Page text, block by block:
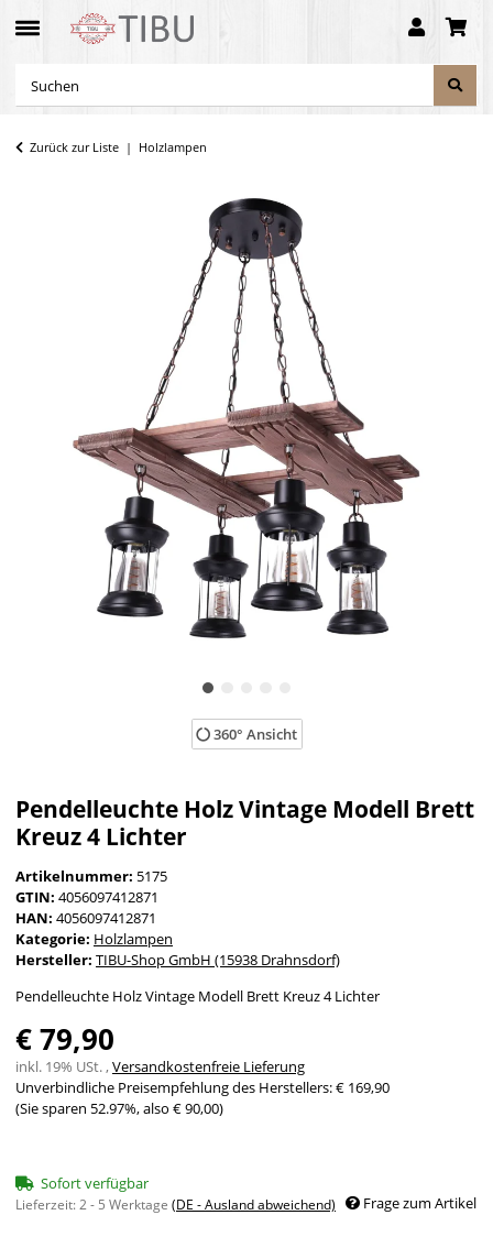
Zurück zur Liste Holzlampen
360° Ansicht
Pendelleuchte Holz Vintage Modell Brett
Kreuz 4 Lichter
Artikelnummer: 5175
GTIN: 4056097412871
HAN: 4056097412871
Kategorie: Holzlampen
Hersteller: TIBU-Shop GmbH (15938 Drahnsdorf)
Pendelleuchte Holz Vintage Modell Brett Kreuz 4 Lichter
€ 79,90
inkl. 19% USt. ,Versandkostenfreie Lieferung
Unverbindliche Preisempfehlung des Herstellers:€ 169,90
(Sie sparen 52.97%, also € 90,00)
Sofort verfügbar
Lieferzeit:2 - 5 Werktage (DE - Ausland abweichend) Frage zum Artikel